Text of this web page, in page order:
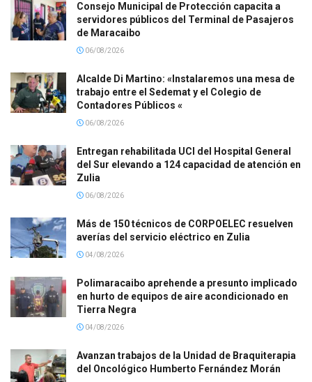
Consejo Municipal de Protección capacita a
servidores públicos del Terminal de Pasajeros
de Maracaibo
06/08/2026
Alcalde Di Martino: «Instalaremos una mesa de
trabajo entre el Sedemat y el Colegio de
Contadores Públicos «
06/08/2026
Entregan rehabilitada UCI del Hospital General
del Sur elevando a 124 capacidad de atención en
Zulia
06/08/2026
Más de 150 técnicos de CORPOELEC resuelven
averías del servicio eléctrico en Zulia
04/08/2026
Polimaracaibo aprehende a presunto implicado
en hurto de equipos de aire acondicionado en
Tierra Negra
04/08/2026
Avanzan trabajos de la Unidad de Braquiterapia
del Oncológico Humberto Fernández Morán